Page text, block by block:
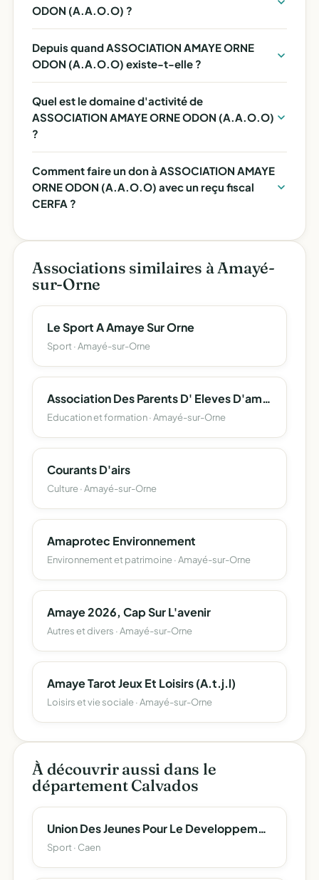
ODON (A.A.O.O) ?
Depuis quand ASSOCIATION AMAYE ORNE
ODON (A.A.O.O) existe-t-elle ?
Quel est le domaine d'activité de
ASSOCIATION AMAYE ORNE ODON (A.A.O.O)
?
Comment faire un don à ASSOCIATION AMAYE
ORNE ODON (A.A.O.O) avec un reçu fiscal
CERFA ?
Associations similaires à Amayé-
sur-Orne
Le Sport A Amaye Sur Orne
Sport · Amayé-sur-Orne
Association Des Parents D' Eleves D'amaye-Sur-Orne Et De Maizet
Education et formation · Amayé-sur-Orne
Courants D'airs
Culture · Amayé-sur-Orne
Amaprotec Environnement
Environnement et patrimoine · Amayé-sur-Orne
Amaye 2026, Cap Sur L'avenir
Autres et divers · Amayé-sur-Orne
Amaye Tarot Jeux Et Loisirs (A.t.j.l)
Loisirs et vie sociale · Amayé-sur-Orne
À découvrir aussi dans le
département Calvados
Union Des Jeunes Pour Le Developpement Sportif
Sport · Caen